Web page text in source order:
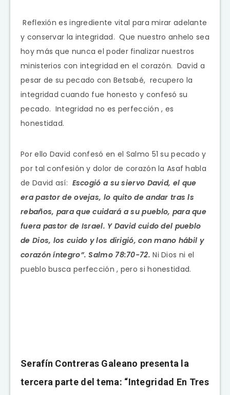
Reflexión es ingrediente vital para mirar adelante
y conservar la integridad. Que nuestro anhelo sea
hoy más que nunca el poder finalizar nuestros
ministerios con integridad en el corazón. David a
pesar de su pecado con Betsabé, recupero la
integridad cuando fue honesto y confesó su
pecado. Integridad no es perfección , es
honestidad.
Por ello David confesó en el Salmo 51 su pecado y
por tal confesión y dolor de corazón la Asaf habla
de David así: Escogió a su siervo David, el que
era pastor de ovejas, lo quito de andar tras ls
rebaños, para que cuidará a su pueblo, para que
fuera pastor de Israel. Y David cuido del pueblo
de Dios, los cuido y los dirigió, con mano hábil y
corazón íntegro”. Salmo 78:70-72.Ni Dios ni el
pueblo busca perfección , pero si honestidad.
Serafín Contreras Galeano presenta la
tercera parte del tema: “Integridad En Tres